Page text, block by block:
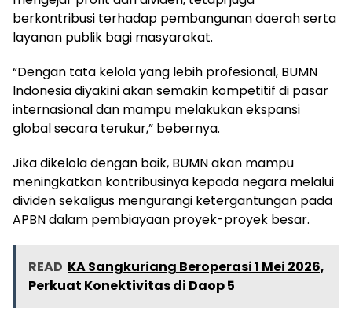
berkontribusi terhadap pembangunan daerah serta
layanan publik bagi masyarakat.
“Dengan tata kelola yang lebih profesional, BUMN
Indonesia diyakini akan semakin kompetitif di pasar
internasional dan mampu melakukan ekspansi
global secara terukur,” bebernya.
Jika dikelola dengan baik, BUMN akan mampu
meningkatkan kontribusinya kepada negara melalui
dividen sekaligus mengurangi ketergantungan pada
APBN dalam pembiayaan proyek-proyek besar.
READ KA Sangkuriang Beroperasi 1 Mei 2026,
Perkuat Konektivitas di Daop 5